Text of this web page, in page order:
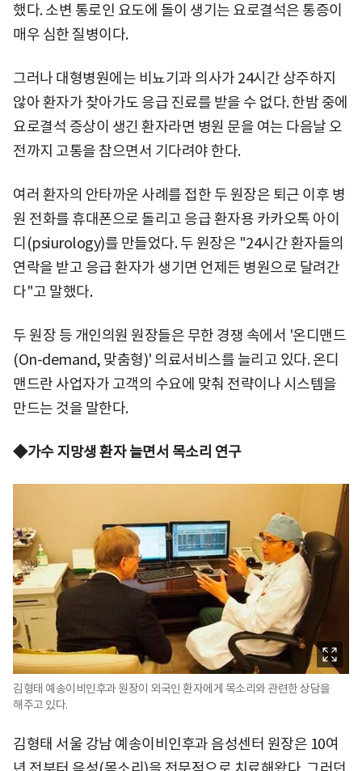
했다. 소변 통로인 요도에 돌이 생기는 요로결석은 통증이
매우 심한 질병이다.
그러나 대형병원에는 비뇨기과 의사가 24시간 상주하지
않아 환자가 찾아가도 응급 진료를 받을 수 없다. 한밤 중에
요로결석 증상이 생긴 환자라면 병원 문을 여는 다음날 오
전까지 고통을 참으면서 기다려야 한다.
여러 환자의 안타까운 사례를 접한 두 원장은 퇴근 이후 병
원 전화를 휴대폰으로 돌리고 응급 환자용 카카오톡 아이
디(psiurology)를 만들었다. 두 원장은 "24시간 환자들의
연락을 받고 응급 환자가 생기면 언제든 병원으로 달려간
다"고 말했다.
두 원장 등 개인의원 원장들은 무한 경쟁 속에서 '온디맨드
(On-demand, 맞춤형)' 의료서비스를 늘리고 있다. 온디
맨드란 사업자가 고객의 수요에 맞춰 전략이나 시스템을
만드는 것을 말한다.
◆가수 지망생 환자 늘면서 목소리 연구
김형태 예송이비인후과 원장이 외국인 환자에게 목소리와 관련한 상담을
해주고 있다.
김형태 서울 강남 예송이비인후과 음성센터 원장은 10여